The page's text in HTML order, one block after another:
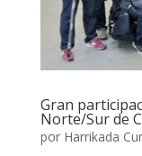
Gran
Norte/Sur de
por Harrikada